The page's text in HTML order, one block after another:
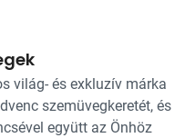
világ- és exkluzív márka
szemüvegkeretét, és
együtt az Önhöz